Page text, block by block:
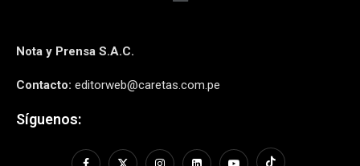
Nota y Prensa S.A.C.
Contacto: editorweb@caretas.com.pe
Síguenos: